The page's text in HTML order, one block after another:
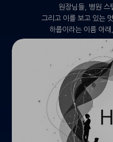
원장님들, 병원
그리고 이를 보고 있는
하룹이라는 이름 아래,